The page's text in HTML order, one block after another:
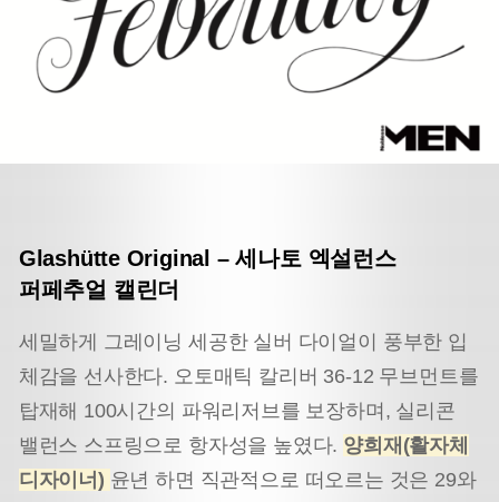
Glashütte Original –세나토 엑설런스
퍼페추얼 캘린더
세밀하게 그레이닝 세공한 실버 다이얼이 풍부한 입
체감을 선사한다. 오토매틱 칼리버 36-12 무브먼트를
탑재해 100시간의 파워리저브를 보장하며, 실리콘
밸런스 스프링으로 항자성을 높였다. 양희재(활자체
디자이너) 윤년 하면 직관적으로 떠오르는 것은 29와